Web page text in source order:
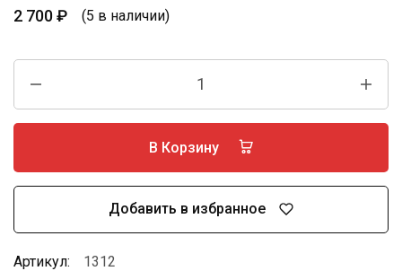
2 700₽ (5 в наличии)
В Корзину
Добавить в избранное
Артикул:
1312